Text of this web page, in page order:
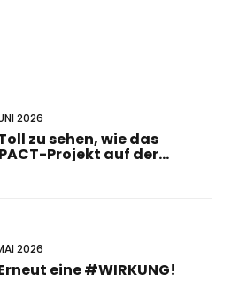
2026
zu sehen, wie das
Projekt auf der
2026
eine #WIRKUNG!